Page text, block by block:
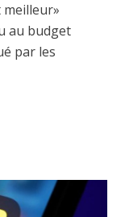
au budget
par les